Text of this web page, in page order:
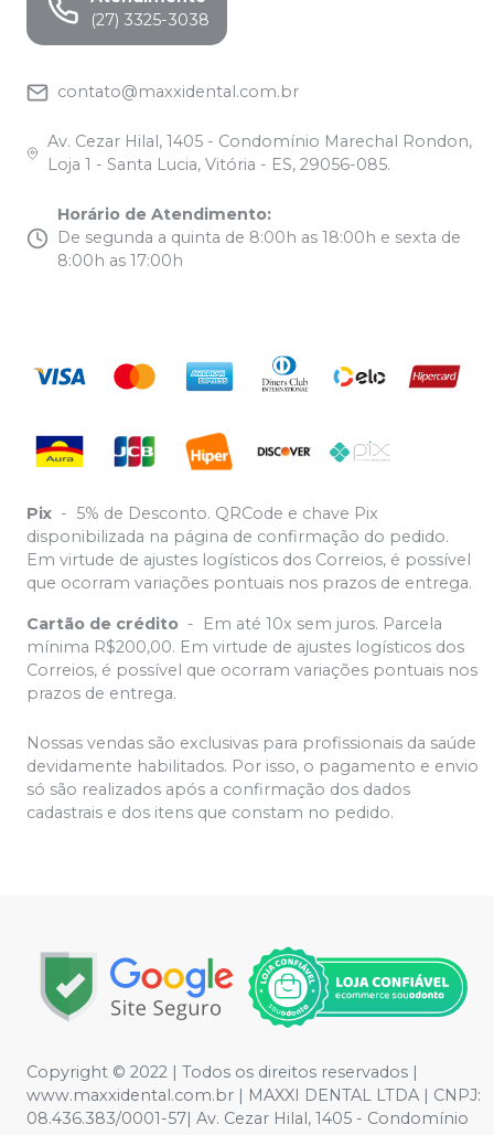
(27) 3325-3038
contato@maxxidental.com.br
Av. Cezar Hilal, 1405 - Condomínio Marechal Rondon,
Loja 1 - Santa Lucia, Vitória - ES, 29056-085.
Horário de Atendimento:
De segunda a quinta de 8:00h as 18:00h e sexta de
8:00h as 17:00h
Pix - 5% de Desconto. QRCode e chave Pix
disponibilizada na página de confirmação do pedido.
Em virtude de ajustes logísticos dos Correios, é possível
que ocorram variações pontuais nos prazos de entrega.
Cartão de crédito -
Em até 10x sem juros. Parcela
mínima R$200,00. Em virtude de ajustes logísticos dos
Correios, é possível que ocorram variações pontuais nos
prazos de entrega.
Nossas vendas são exclusivas para profissionais da saúde
devidamente habilitados. Por isso, o pagamento e envio
só são realizados após a confirmação dos dados
cadastrais e dos itens que constam no pedido.
Copyright © 2022 | Todos os direitos reservados |
www.maxxidental.com.br | MAXXI DENTAL LTDA | CNPJ:
08.436.383/0001-57| Av. Cezar Hilal, 1405 - Condomínio